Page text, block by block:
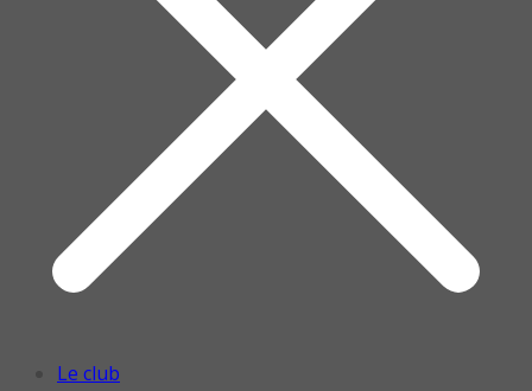
Le club